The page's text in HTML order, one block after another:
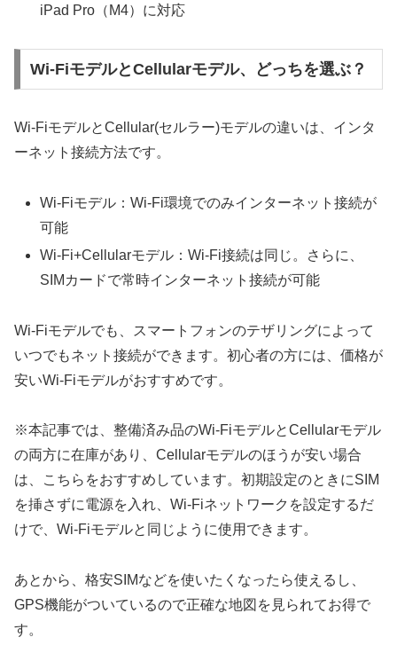
iPad Pro（M4）に対応
Wi-FiモデルとCellularモデル、どっちを選ぶ？
Wi-FiモデルとCellular(セルラー)モデルの違いは、インタ
ーネット接続方法です。
Wi-Fiモデル：Wi-Fi環境でのみインターネット接続が
可能
Wi-Fi+Cellularモデル：Wi-Fi接続は同じ。さらに、
SIMカードで常時インターネット接続が可能
Wi-Fiモデルでも、スマートフォンのテザリングによって
いつでもネット接続ができます。初心者の方には、価格が
安いWi-Fiモデルがおすすめです。
※本記事では、整備済み品のWi-FiモデルとCellularモデル
の両方に在庫があり、Cellularモデルのほうが安い場合
は、こちらをおすすめしています。初期設定のときにSIM
を挿さずに電源を入れ、Wi-Fiネットワークを設定するだ
けで、Wi-Fiモデルと同じように使用できます。
あとから、格安SIMなどを使いたくなったら使えるし、
GPS機能がついているので正確な地図を見られてお得で
す。